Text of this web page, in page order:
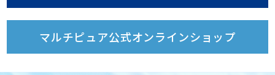
マルチピュア公式オンラインショップ